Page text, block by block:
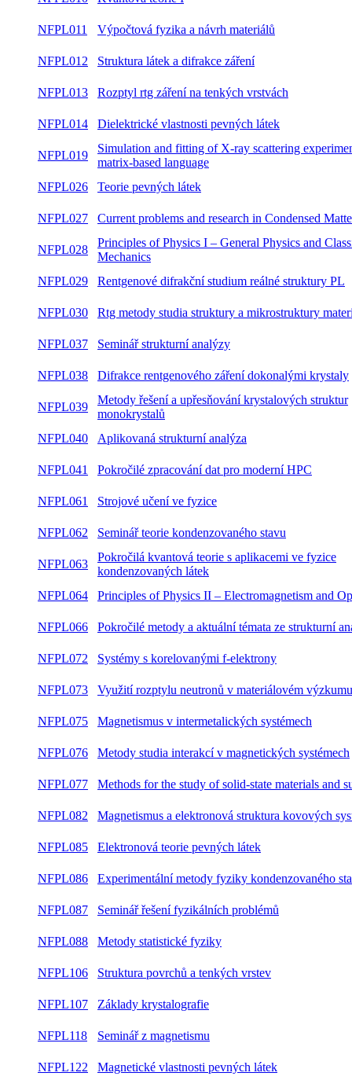
NFPL011 Výpočtová fyzika a návrh materiálů
NFPL012 Struktura látek a difrakce záření
NFPL013 Rozptyl rtg záření na tenkých vrstvách
NFPL014 Dielektrické vlastnosti pevných látek
NFPL019
Simulation and fitting of X-ray scattering
matrix-based language
NFPL026
Teorie pevných látek
NFPL027 Current problems and research in Condensed
NFPL028
Principles of Physics I – General Physics and
Mechanics
NFPL029
Rentgenové difrakční studium reálné struktury PL
NFPL030 Rtg metody studia struktury a mikrostruktury
NFPL037 Seminář strukturní analýzy
NFPL038 Difrakce rentgenového záření dokonalými krystaly
NFPL039
Metody řešení a upřesňování krystalových struktur
monokrystalů
NFPL040
Aplikovaná strukturní analýza
NFPL041 Pokročilé zpracování dat pro moderní HPC
NFPL061 Strojové učení ve fyzice
NFPL062 Seminář teorie kondenzovaného stavu
NFPL063
Pokročilá kvantová teorie s aplikacemi ve fyzice
kondenzovaných látek
NFPL064
Principles of Physics II – Electromagnetism and
NFPL066 Pokročilé metody a aktuální témata ze strukturní
NFPL072 Systémy s korelovanými f-elektrony
NFPL073 Využití rozptylu neutronů v materiálovém výzkumu
NFPL075 Magnetismus v intermetalických systémech
NFPL076 Metody studia interakcí v magnetických systémech
NFPL077 Methods for the study of solid-state materials and
NFPL082 Magnetismus a elektronová struktura kovových
NFPL085 Elektronová teorie pevných látek
NFPL086 Experimentální metody fyziky kondenzovaného
NFPL087 Seminář řešení fyzikálních problémů
NFPL088 Metody statistické fyziky
NFPL106 Struktura povrchů a tenkých vrstev
NFPL107 Základy krystalografie
NFPL118 Seminář z magnetismu
NFPL122 Magnetické vlastnosti pevných látek